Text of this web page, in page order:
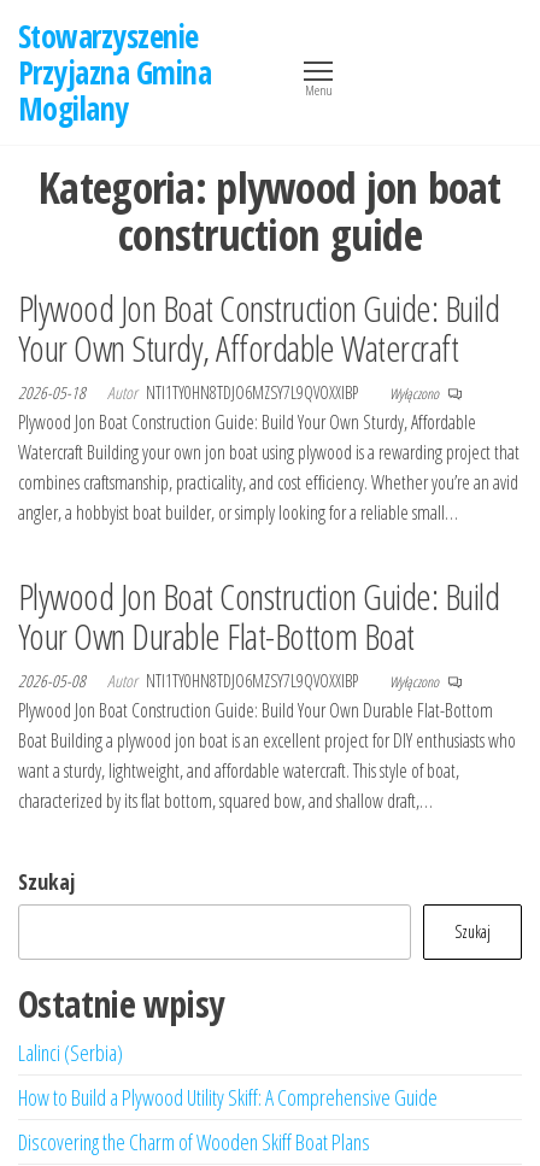
treści
Stowarzyszenie
Przyjazna Gmina
Mogilany
Menu
Kategoria: plywood jon boat
construction guide
Plywood Jon Boat Construction Guide: Build
Your Own Sturdy, Affordable Watercraft
2026-05-18 Autor NTI1TY0HN8TDJO6MZSY7L9QVOXXIBP Wyłączono
Plywood Jon Boat Construction Guide: Build Your Own Sturdy, Affordable
Watercraft Building your own jon boat using plywood is a rewarding project that
combines craftsmanship, practicality, and cost efficiency. Whether you’re an avid
angler, a hobbyist boat builder, or simply looking for a reliable small…
Plywood Jon Boat Construction Guide: Build
Your Own Durable Flat-Bottom Boat
2026-05-08 Autor NTI1TY0HN8TDJO6MZSY7L9QVOXXIBP Wyłączono
Plywood Jon Boat Construction Guide: Build Your Own Durable Flat-Bottom
Boat Building a plywood jon boat is an excellent project for DIY enthusiasts who
want a sturdy, lightweight, and affordable watercraft. This style of boat,
characterized by its flat bottom, squared bow, and shallow draft,…
Szukaj
Szukaj
Ostatnie wpisy
Lalinci (Serbia)
How to Build a Plywood Utility Skiff: A Comprehensive Guide
Discovering the Charm of Wooden Skiff Boat Plans